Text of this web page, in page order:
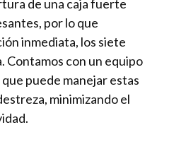
de una caja fuerte
por lo que
inmediata, los siete
Contamos con un equipo
puede manejar estas
minimizando el